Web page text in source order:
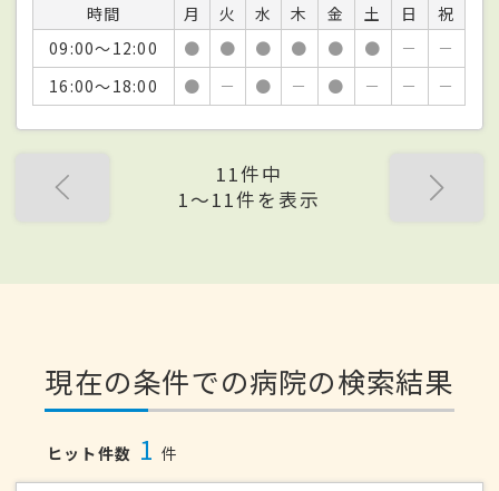
時間 月 火 水 木 金 土 日
祝
09:00～12:00
● ● ● ● ● ● －
－
16:00～18:00
● － ● － ● － － －
11件中
1〜11件を表示
現在の条件での病院の検索結果
ヒット件数 1 件